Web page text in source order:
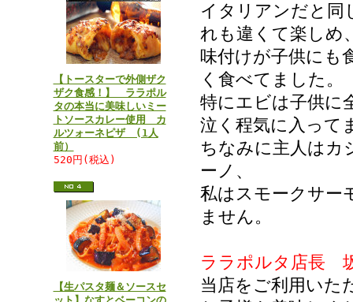
【トースターで外側ザク
ザク食感！】 ララポル
タの本当に美味しいミー
トソースカレー使用 カ
ルツォーネピザ (1人
前）
520円(税込)
【生パスタ麺＆ソースセ
イタリアンだと同
れも違くて楽しめ
味付けが子供にも
く食べてました。
特にエビは子供に
泣く程気に入って
ちなみに主人はカ
ーノ、
私はスモークサー
ません。
ララポルタ店長
当店をご利用いた